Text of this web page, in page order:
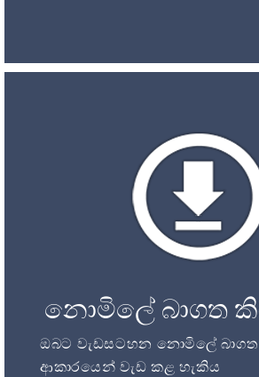
නොමිලේ බාගත
ඔබට වැඩසටහන නොමිලේ
ආකාරයෙන් වැඩ කළ හැකිය